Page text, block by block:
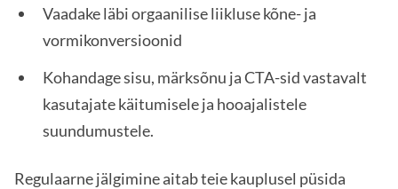
Vaadake läbi orgaanilise liikluse kõne- ja
vormikonversioonid
Kohandage sisu, märksõnu ja CTA-sid vastavalt
kasutajate käitumisele ja hooajalistele
suundumustele.
Regulaarne jälgimine aitab teie kauplusel püsida